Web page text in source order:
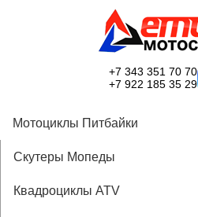
+7 343 351 70 70
+7 922 185 35 29
Мотоциклы Питбайки
Скутеры Мопеды
Квадроциклы ATV